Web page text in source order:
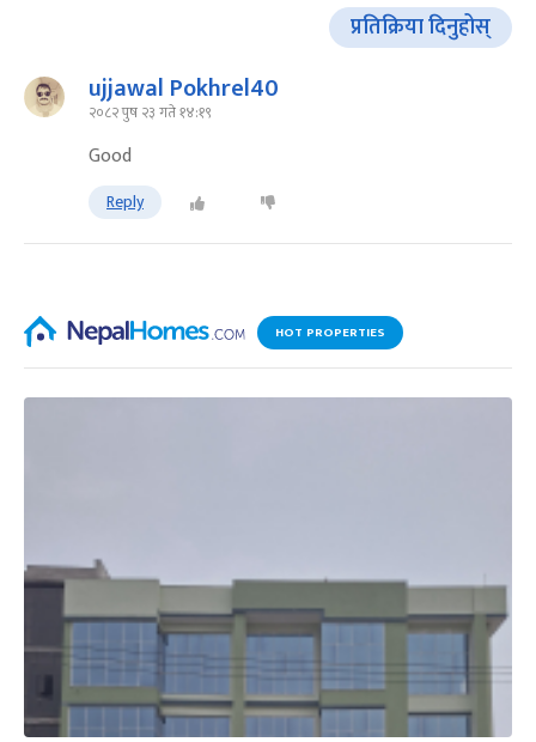
प्रतिक्रिया दिनुहोस्
ujjawal Pokhrel40
२०८२ पुष २३ गते १४:१९
Good
Reply
HOT PROPERTIES